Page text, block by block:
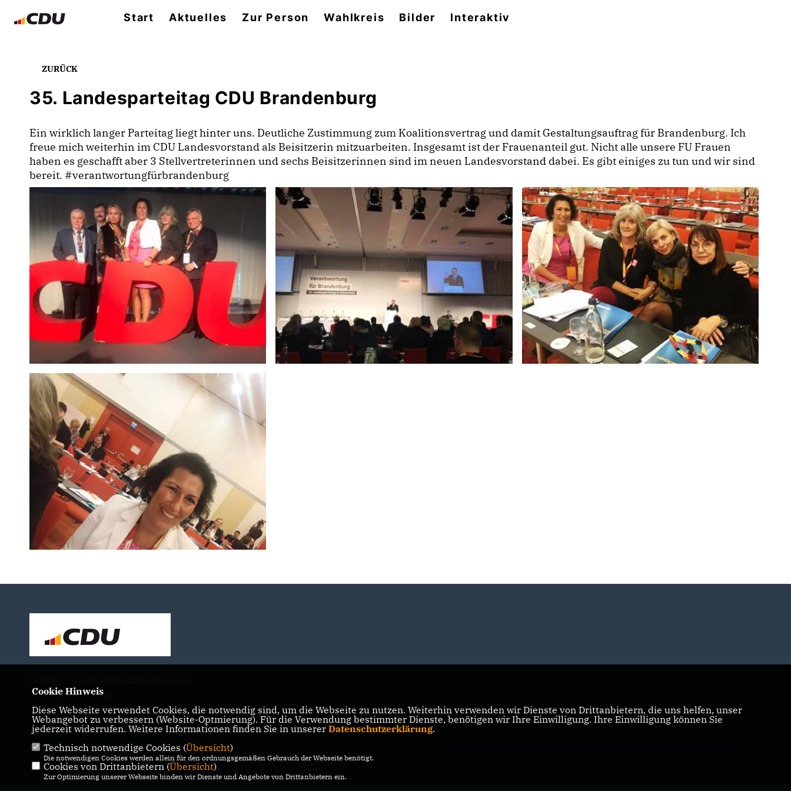
Start Aktuelles Zur Person Wahlkreis Bilder Interaktiv
ZURÜCK
35. Landesparteitag CDU Brandenburg
Ein wirklich langer Parteitag liegt hinter uns. Deutliche Zustimmung zum Koalitionsvertrag und damit Gestaltungsauftrag für Brandenburg. Ich
freue mich weiterhin im CDU Landesvorstand als Beisitzerin mitzuarbeiten. Insgesamt ist der Frauenanteil gut. Nicht alle unsere FU Frauen
haben es geschafft aber 3 Stellvertreterinnen und sechs Beisitzerinnen sind im neuen Landesvorstand dabei. Es gibt einiges zu tun und wir sind
bereit. #verantwortungfürbrandenburg
Landtag Brandenburg
IMPRESSUM DATENSCHUTZ KONTAKT
Cookie Hinweis
Diese Webseite verwendet Cookies, die notwendig sind, um die Webseite zu nutzen. Weiterhin verwenden wir Dienste von Drittanbietern, die uns helfen, unser
Webangebot zu verbessern (Website-Optmierung). Für die Verwendung bestimmter Dienste, benötigen wir Ihre Einwilligung. Ihre Einwilligung können Sie
jederzeit widerrufen. Weitere Informationen finden Sie in unserer Datenschutzerklärung.
Technisch notwendige Cookies (Übersicht)
Die notwendigen Cookies werden allein für den ordnungsgemäßen Gebrauch der Webseite benötigt.
Cookies von Drittanbietern (Übersicht)
Zur Optimierung unserer Webseite binden wir Dienste und Angebote von Drittanbietern ein.